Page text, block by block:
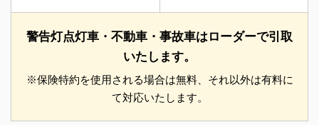
警告灯点灯車・不動車・事故車はローダーで引取
いたします。
※保険特約を使用される場合は無料、それ以外は有料に
て対応いたします。